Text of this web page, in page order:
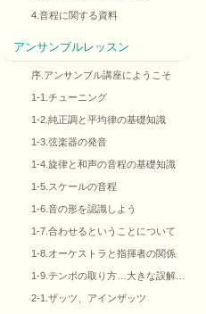
4.音程に関する資料
アンサンブルレッスン
序.アンサンブル講座にようこそ
1-1.チューニング
1-2.純正調と平均律の基礎知識
1-3.弦楽器の発音
1-4.旋律と和声の音程の基礎知識
1-5.スケールの音程
1-6.音の形を認識しよう
1-7.合わせるということについて
1-8.オーケストラと指揮者の関係
1-9.テンポの取り方…大きな誤解…
2-1.ザッツ、アインザッツ